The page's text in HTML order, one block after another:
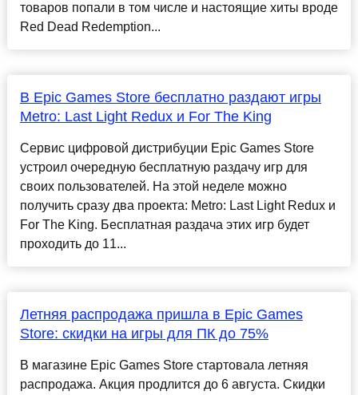
товаров попали в том числе и настоящие хиты вроде
Red Dead Redemption...
В Epic Games Store бесплатно раздают игры
Metro: Last Light Redux и For The King
Сервис цифровой дистрибуции Epic Games Store
устроил очередную бесплатную раздачу игр для
своих пользователей. На этой неделе можно
получить сразу два проекта: Metro: Last Light Redux и
For The King. Бесплатная раздача этих игр будет
проходить до 11...
Летняя распродажа пришла в Epic Games
Store: скидки на игры для ПК до 75%
В магазине Epic Games Store стартовала летняя
распродажа. Акция продлится до 6 августа. Скидки